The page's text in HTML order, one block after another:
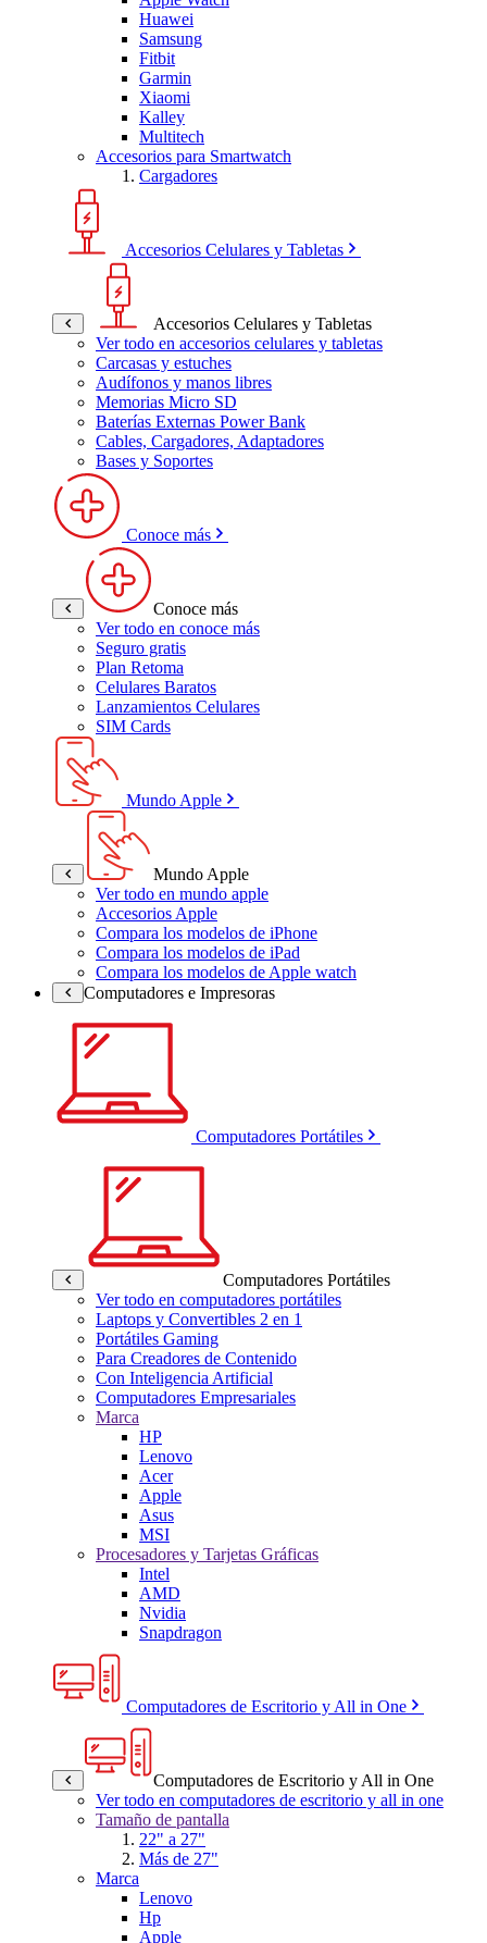
Huawei
Samsung
Fitbit
Garmin
Xiaomi
Kalley
Multitech
Accesorios para Smartwatch
Cargadores
Accesorios Celulares y Tabletas
Accesorios Celulares y Tabletas
Ver todo en accesorios celulares y tabletas
Carcasas y estuches
Audífonos y manos libres
Memorias Micro SD
Baterías Externas Power Bank
Cables, Cargadores, Adaptadores
Bases y Soportes
Conoce más
Conoce más
Ver todo en conoce más
Seguro gratis
Plan Retoma
Celulares Baratos
Lanzamientos Celulares
SIM Cards
Mundo Apple
Mundo Apple
Ver todo en mundo apple
Accesorios Apple
Compara los modelos de iPhone
Compara los modelos de iPad
Compara los modelos de Apple watch
Computadores e Impresoras
Computadores Portátiles
Computadores Portátiles
Ver todo en computadores portátiles
Laptops y Convertibles 2 en 1
Portátiles Gaming
Para Creadores de Contenido
Con Inteligencia Artificial
Computadores Empresariales
Marca
HP
Lenovo
Acer
Apple
Asus
MSI
Procesadores y Tarjetas Gráficas
Intel
AMD
Nvidia
Snapdragon
Computadores de Escritorio y All in One
Computadores de Escritorio y All in One
Ver todo en computadores de escritorio y all in one
Tamaño de pantalla
22" a 27"
Más de 27"
Marca
Lenovo
Hp
Apple